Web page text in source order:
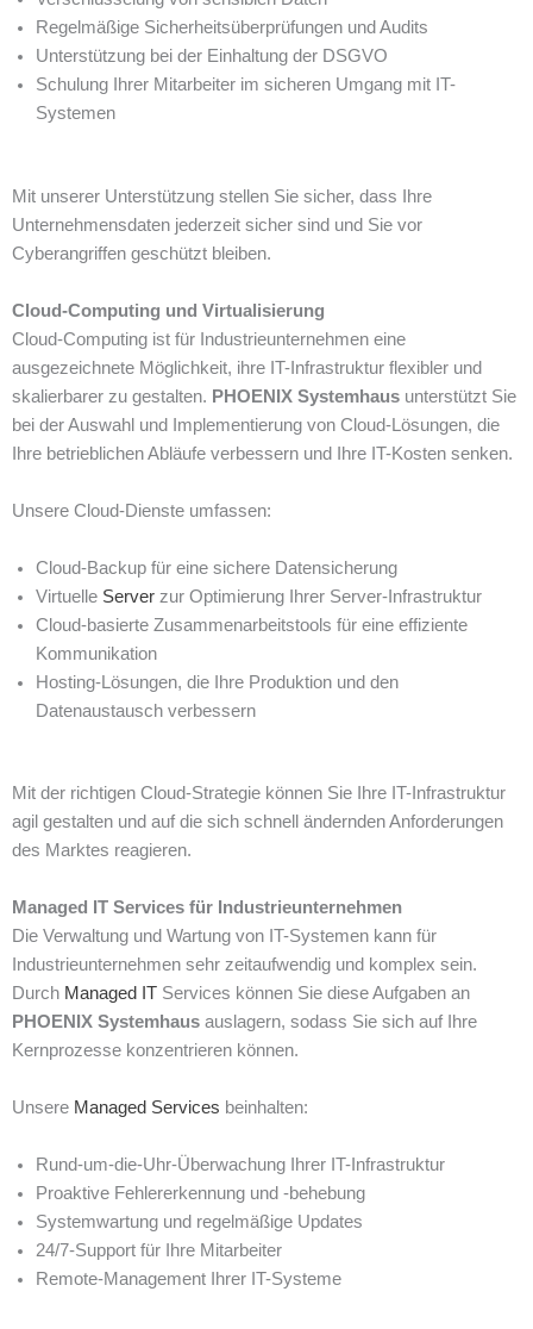
Regelmäßige Sicherheitsüberprüfungen und Audits
Unterstützung bei der Einhaltung der DSGVO
Schulung Ihrer Mitarbeiter im sicheren Umgang mit IT-
Systemen
Mit unserer Unterstützung stellen Sie sicher, dass Ihre
Unternehmensdaten jederzeit sicher sind und Sie vor
Cyberangriffen geschützt bleiben.
Cloud-Computing und Virtualisierung
Cloud-Computing ist für Industrieunternehmen eine
ausgezeichnete Möglichkeit, ihre IT-Infrastruktur flexibler und
skalierbarer zu gestalten. PHOENIX Systemhaus unterstützt Sie
bei der Auswahl und Implementierung von Cloud-Lösungen, die
Ihre betrieblichen Abläufe verbessern und Ihre IT-Kosten senken.
Unsere Cloud-Dienste umfassen:
Cloud-Backup für eine sichere Datensicherung
Virtuelle Server zur Optimierung Ihrer Server-Infrastruktur
Cloud-basierte Zusammenarbeitstools für eine effiziente
Kommunikation
Hosting-Lösungen, die Ihre Produktion und den
Datenaustausch verbessern
Mit der richtigen Cloud-Strategie können Sie Ihre IT-Infrastruktur
agil gestalten und auf die sich schnell ändernden Anforderungen
des Marktes reagieren.
Managed IT Services für Industrieunternehmen
Die Verwaltung und Wartung von IT-Systemen kann für
Industrieunternehmen sehr zeitaufwendig und komplex sein.
Durch Managed IT Services können Sie diese Aufgaben an
PHOENIX Systemhaus auslagern, sodass Sie sich auf Ihre
Kernprozesse konzentrieren können.
Unsere Managed Services beinhalten:
Rund-um-die-Uhr-Überwachung Ihrer IT-Infrastruktur
Proaktive Fehlererkennung und -behebung
Systemwartung und regelmäßige Updates
24/7-Support für Ihre Mitarbeiter
Remote-Management Ihrer IT-Systeme